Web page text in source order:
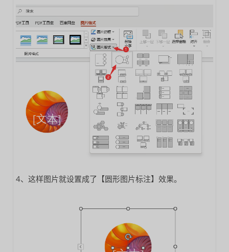
4、这样图片就设置成了【圆形图片标注】效果。